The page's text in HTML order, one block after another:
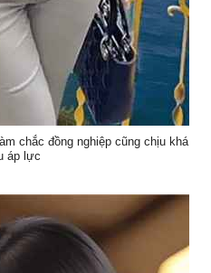
chắc đồng nghiệp cũng chịu khá
áp lực